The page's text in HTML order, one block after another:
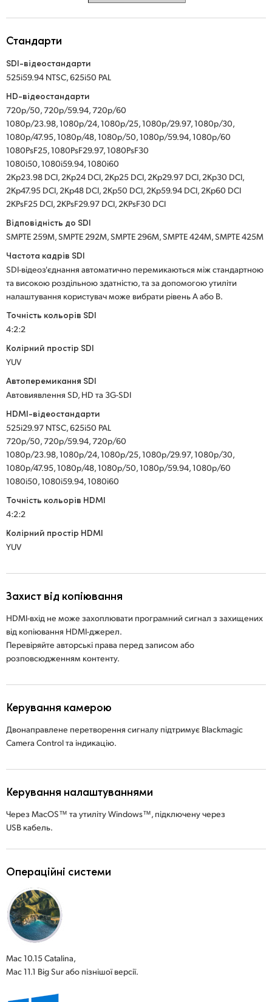
United States
Стандарти
SDI-відеостандарти
525i59.94 NTSC, 625i50 PAL
HD-відеостандарти
720p/50, 720p/59.94, 720p/60
1080p/23.98, 1080p/24, 1080p/25, 1080p/29.97, 1080p/30,
1080p/47.95, 1080p/48, 1080p/50, 1080p/59.94, 1080p/60
1080PsF25, 1080PsF29.97, 1080PsF30
1080i50, 1080i59.94, 1080i60
2Kp23.98 DCI, 2Kp24 DCI, 2Kp25 DCI, 2Kp29.97 DCI, 2Kp30 DCI,
2Kp47.95 DCI, 2Kp48 DCI, 2Kp50 DCI, 2Kp59.94 DCI, 2Kp60 DCI
2KPsF25 DCI, 2KPsF29.97 DCI, 2KPsF30 DCI
Відповідність до SDI
SMPTE 259M, SMPTE 292M, SMPTE 296M, SMPTE 424M, SMPTE 425M
Частота кадрів SDI
SDI-відеоз'єднання автоматично перемикаються між стандартною
та високою роздільною здатністю, та за допомогою утиліти
налаштування користувач може вибрати рівень А або В.
Точність кольорів SDI
4:2:2
Колірний простір SDI
YUV
Автоперемикання SDI
Автовиявлення SD, HD та 3G-SDI
HDMI-відеостандарти
525i29.97 NTSC, 625i50 PAL
720p/50, 720p/59.94, 720p/60
1080p/23.98, 1080p/24, 1080p/25, 1080p/29.97, 1080p/30,
1080p/47.95, 1080p/48, 1080p/50, 1080p/59.94, 1080p/60
1080i50, 1080i59.94, 1080i60
Точність кольорів HDMI
4:2:2
Колірний простір HDMI
YUV
Захист від копіювання
HDMI-вхід не може захоплювати програмний сигнал з захищених
від копіювання HDMI-джерел.
Перевіряйте авторські права перед записом або
розповсюдженням контенту.
Керування камерою
Двонаправлене перетворення сигналу підтримує Blackmagic
Camera Control та індикацію.
Керування налаштуваннями
Через MacOS™ та утиліту Windows™, підключену через
USB кабель.
Операційні системи
Mac 10.15 Catalina,
Mac 11.1 Big Sur або пізнішої версії.